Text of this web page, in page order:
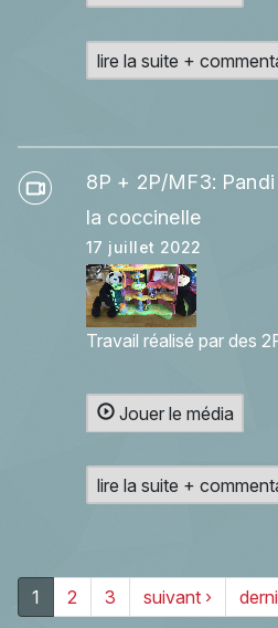
lire la suite +
8P + 2P/MF3:
la coccinelle
17 juillet 2022
Travail réalisé par des
Jouer le média
lire la suite +
1 2 3 suivant ›